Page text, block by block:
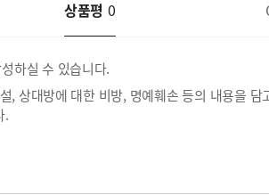
상품평 0
하실 수 있습니다.
, 상대방에 대한 비방, 명예훼손 등의 내용을
.